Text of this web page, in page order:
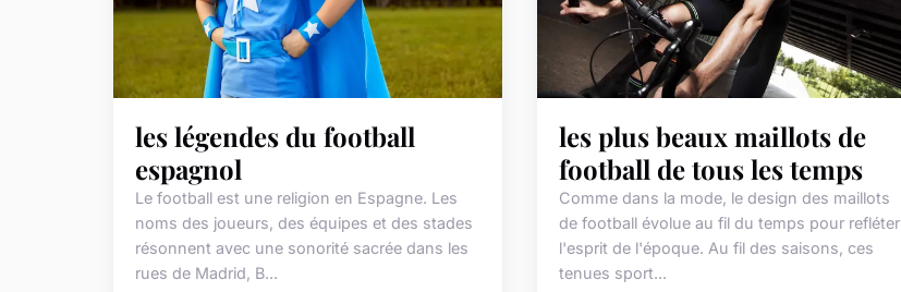
les légendes du football
espagnol
Le football est une religion en Espagne. Les
noms des joueurs, des équipes et des stades
résonnent avec une sonorité sacrée dans les
rues de Madrid, B...
les plus beaux maillots de
football de tous les temps
Comme dans la mode, le design des maillots
de football évolue au fil du temps pour refléter
l'esprit de l'époque. Au fil des saisons, ces
tenues sport...